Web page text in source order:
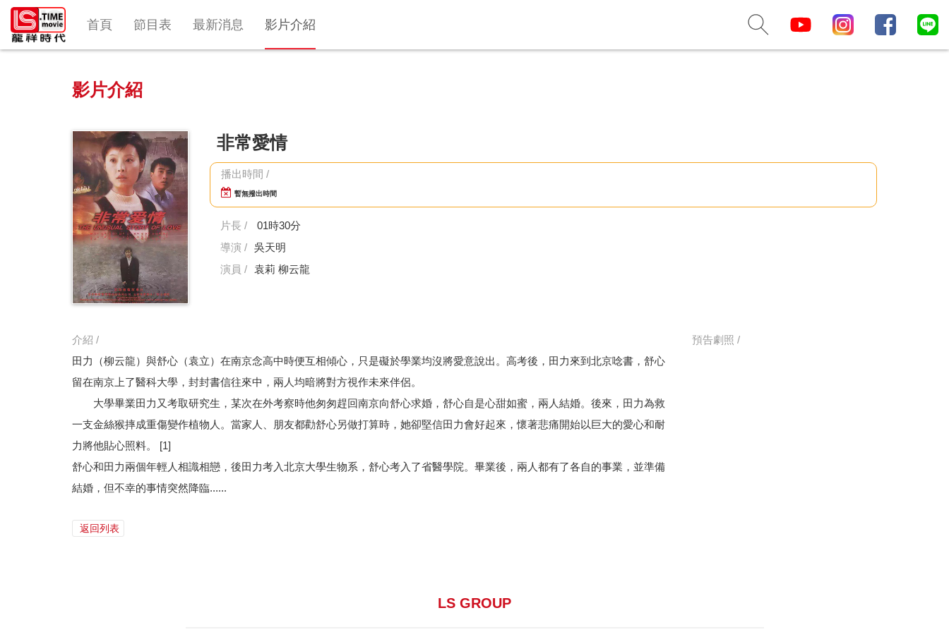
首頁 節目表 最新消息 影片介紹
影片介紹
非常愛情
播出時間 /
暫無撥出時間
片長 /
01時30分
導演 / 吳天明
演員 /
袁莉 柳云龍
介紹 /
田力（柳云龍）與舒心（袁立）在南京念高中時便互相傾心，只是礙於學業均沒將愛意說出。高考後，田力來到北京唸書，舒心
留在南京上了醫科大學，封封書信往來中，兩人均暗將對方視作未來伴侶。
大學畢業田力又考取研究生，某次在外考察時他匆匆趕回南京向舒心求婚，舒心自是心甜如蜜，兩人結婚。後來，田力為救
一支金絲猴摔成重傷變作植物人。當家人、朋友都勸舒心另做打算時，她卻堅信田力會好起來，懷著悲痛開始以巨大的愛心和耐
力將他貼心照料。 [1]
舒心和田力兩個年輕人相識相戀，後田力考入北京大學生物系，舒心考入了省醫學院。畢業後，兩人都有了各自的事業，並準備
結婚，但不幸的事情突然降臨......
預告劇照 /
返回列表
LS GROUP